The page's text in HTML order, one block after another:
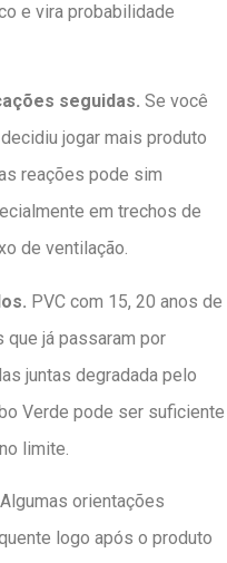
e vira probabilidade
seguidas. Se você
jogar mais produto
reações pode sim
em trechos de
de ventilação.
PVC com 15, 20 anos de
já passaram por
juntas degradada pelo
Verde pode ser suficiente
limite.
Algumas orientações
logo após o produto